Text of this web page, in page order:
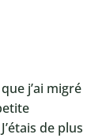
j’ai migré
de plus